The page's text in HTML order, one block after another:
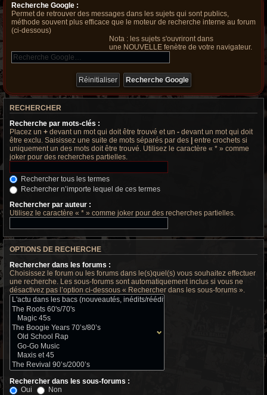
Recherche Google :
Permet de retrouver des messages dans les sujets qui sont publics,
méthode souvent plus efficace que le moteur de recherche interne au forum
(ci-dessous)
Nota : les sujets s'ouvriront dans
une NOUVELLE fenètre de votre navigateur.
RECHERCHER
Recherche par mots-clés :
Placez un + devant un mot qui doit être trouvé et un - devant un mot qui doit
être exclu. Saisissez une suite de mots séparés par des
entre crochets si
uniquement un des mots doit être trouvé. Utilisez le caractère « * » comme
joker pour des recherches partielles.
Rechercher tous les termes
Rechercher n’importe lequel de ces termes
Rechercher par auteur :
Utilisez le caractère « * » comme joker pour des recherches partielles.
OPTIONS DE RECHERCHE
Rechercher dans les forums :
Choisissez le forum ou les forums dans le(s)quel(s) vous souhaitez effectuer
une recherche. Les sous-forums sont automatiquement inclus si vous ne
désactivez pas l’option ci-dessous « Rechercher dans les sous-forums ».
Rechercher dans les sous-forums :
Oui
Non